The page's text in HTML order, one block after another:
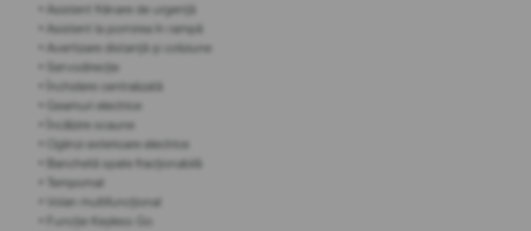
• Asistent frânare de urgență
• Asistent la pornirea în rampă
• Avertizare distanță și coliziune
• Servodirecție
• Închidere centralizată
• Geamuri electrice
• Încălzire scaune
• Oglinzi exterioare electrice
• Banchetă spate fracționabilă
• Tempomat
• Volan multifuncțional
• Funcție Keyless Go